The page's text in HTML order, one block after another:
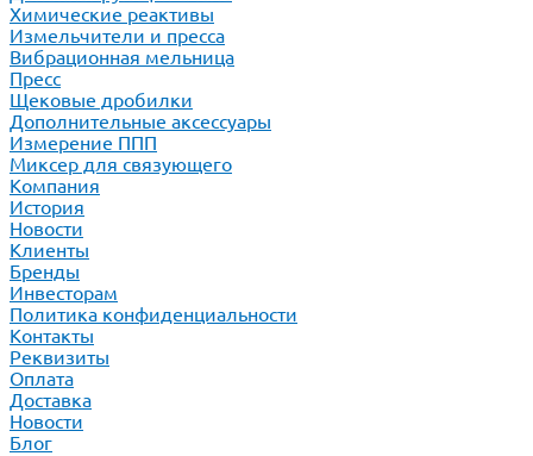
Химические реактивы
Измельчители и пресса
Вибрационная мельница
Пресс
Щековые дробилки
Дополнительные аксессуары
Измерение ППП
Миксер для связующего
Компания
История
Новости
Клиенты
Бренды
Инвесторам
Политика конфиденциальности
Контакты
Реквизиты
Оплата
Доставка
Новости
Блог